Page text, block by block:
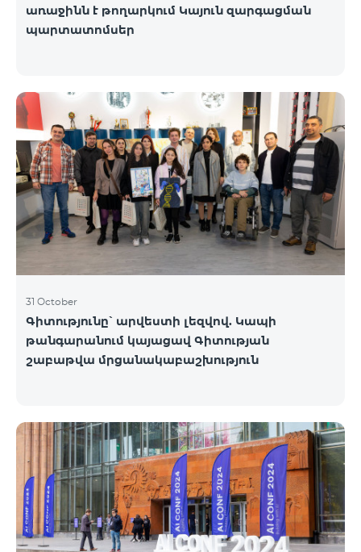
առաջինն է թողարկում Կայուն զարգացման
պարտատոմսեր
31 October
Գիտությունը՝ արվեստի լեզվով. Կապի
թանգարանում կայացավ Գիտության
շաբաթվա մրցանակաբաշխություն